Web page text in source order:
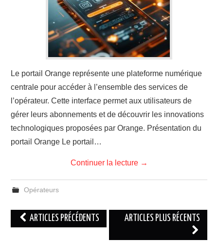
Le portail Orange représente une plateforme numérique
centrale pour accéder à l’ensemble des services de
l’opérateur. Cette interface permet aux utilisateurs de
gérer leurs abonnements et de découvrir les innovations
technologiques proposées par Orange. Présentation du
portail Orange Le portail…
Continuer la lecture →
Opérateurs
Navigation
ARTICLES PRÉCÉDENTS ARTICLES PLUS RÉCENTS